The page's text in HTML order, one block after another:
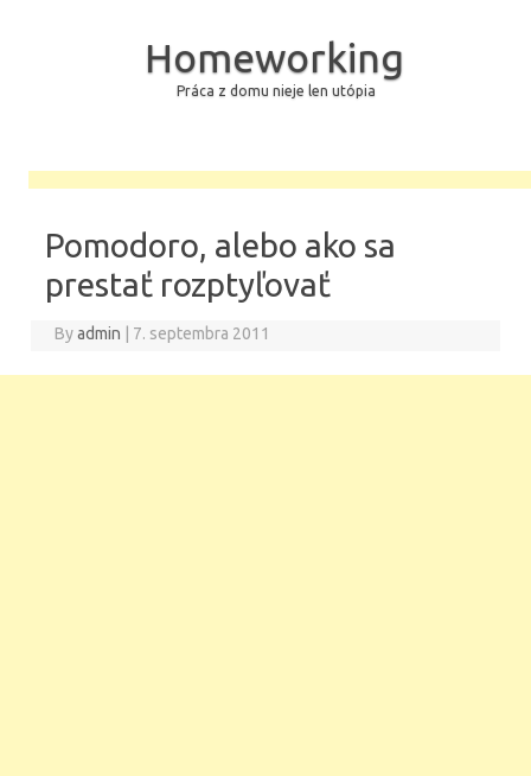
Homeworking
Práca z domu nieje len utópia
Pomodoro, alebo ako sa
prestať rozptyľovať
Byadmin 7. septembra 2011